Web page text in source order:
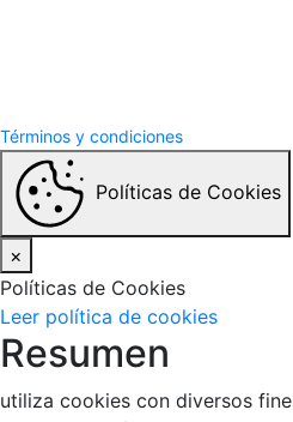
Términos y condiciones
Políticas de Cookies
×
Políticas de Cookies
Leer política de cookies
Resumen
utiliza cookies con diversos